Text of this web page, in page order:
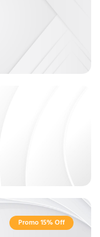
Promo 15% Off